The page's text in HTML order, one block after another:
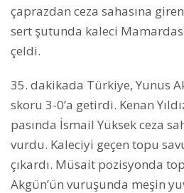
çaprazdan ceza sahasına giren
sert şutunda kaleci
çeldi.
35. dakikada Türkiye, Yunus
skoru 3-0’a getirdi. Kenan
pasında İsmail Yüksek ceza
vurdu. Kaleciyi geçen topu
çıkardı. Müsait pozisyonda
Akgün’ün vuruşunda meşin